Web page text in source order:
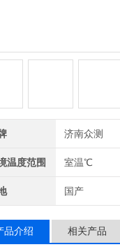
济南众测
温度范围 室温℃
国产
品介绍 相关产品